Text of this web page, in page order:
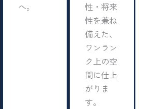
へ。
性・将来
性を兼ね
備えた、
ワンラン
ク上の空
間に仕上
がりま
す。